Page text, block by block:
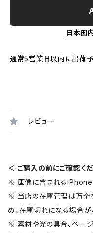
日本国
通常5営業日以内に出荷予
レビュー
＜ ご購入の前にご確認く
※ 画像に含まれるiPhone
※ 当店の在庫管理は万全
め、在庫切れになる場合が
※ 素材や光の具合、ペー